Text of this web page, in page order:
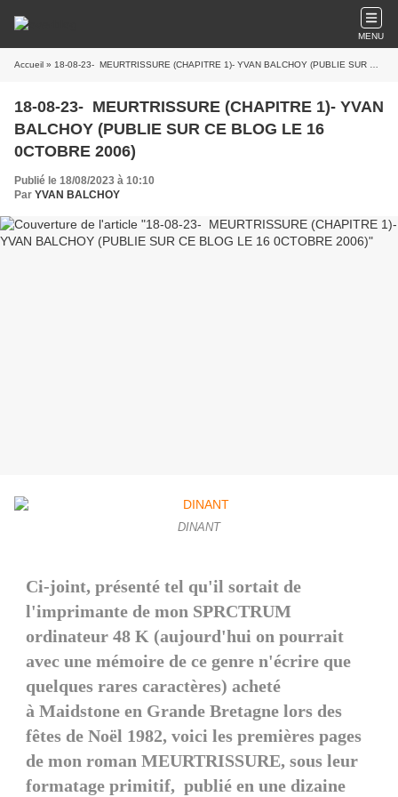
MENU
Accueil » 18-08-23- MEURTRISSURE (CHAPITRE 1)- YVAN BALCHOY (PUBLIE SUR CE BLOG LE 16 0CTOBRE 2006)
18-08-23- MEURTRISSURE (CHAPITRE 1)- YVAN
BALCHOY (PUBLIE SUR CE BLOG LE 16
0CTOBRE 2006)
Publié le 18/08/2023 à 10:10
Par YVAN BALCHOY
DINANT
Ci-joint, présenté tel qu'il sortait de
l'imprimante de mon SPRCTRUM
ordinateur 48 K (aujourd'hui on pourrait
avec une mémoire de ce genre n'écrire que
quelques rares caractères) acheté
à Maidstone en Grande Bretagne lors des
fêtes de Noël 1982, voici les premières pages
de mon roman MEURTRISSURE, sous leur
formatage primitif, publié en une dizaine